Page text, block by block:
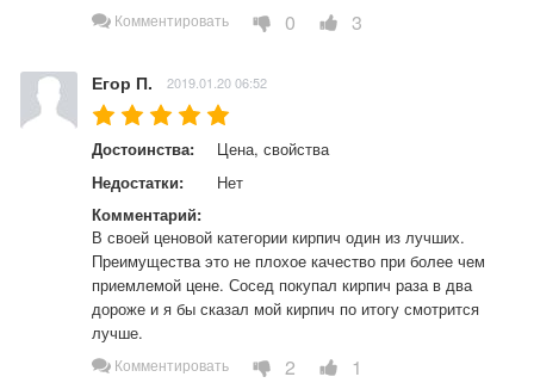
Комментировать 0 3
Егор П. 2019.01.20 06:52
Достоинства:
Цена, свойства
Недостатки:
Нет
Комментарий:
В своей ценовой категории кирпич один из лучших.
Преимущества это не плохое качество при более чем
приемлемой цене. Сосед покупал кирпич раза в два
дороже и я бы сказал мой кирпич по итогу смотрится
лучше.
Комментировать 2 1